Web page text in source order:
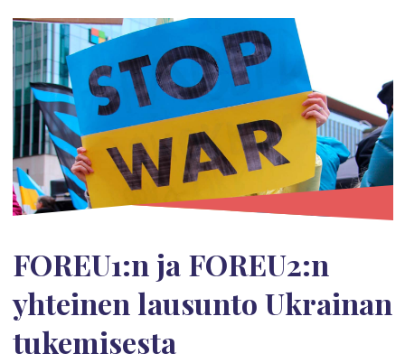
FOREU1:n ja FOREU2:n
yhteinen lausunto Ukrainan
tukemisesta